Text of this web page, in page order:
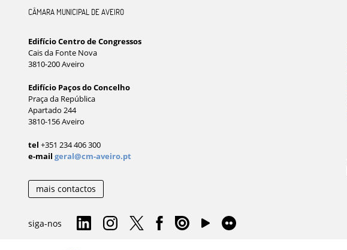
CÂMARA MUNICIPAL DE AVEIRO
Edifício Centro de Congressos
Cais da Fonte Nova
3810-200 Aveiro
Edifício Paços do Concelho
Praça da República
Apartado 244
3810-156 Aveiro
tel +351 234 406 300
e-mail geral@cm-aveiro.pt
mais contactos
siga-nos